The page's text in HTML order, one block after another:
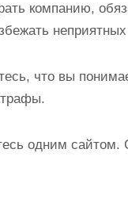
компанию,
что вы
одним сайтом.